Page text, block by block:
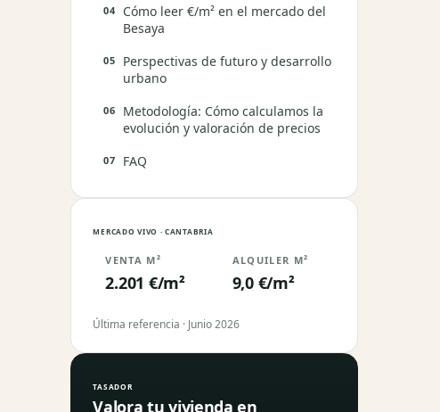
Cómo leer €/m² en el mercado del
Besaya
Perspectivas de futuro y desarrollo
urbano
Metodología: Cómo calculamos la
evolución y valoración de precios
FAQ
MERCADO VIVO · CANTABRIA
VENTA M²
2.201 €/m²
ALQUILER M²
9,0 €/m²
Última referencia · Junio 2026
TASADOR
Valora tu vivienda en